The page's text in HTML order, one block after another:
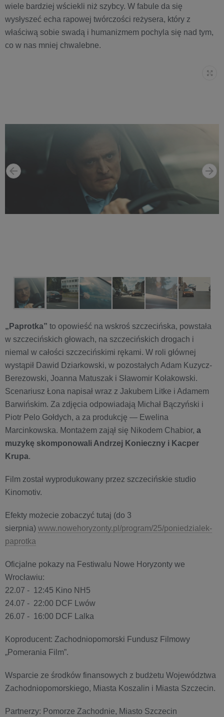
wiele bardziej wściekli niż szybcy. W fabule da się
wysłyszeć echa rapowej twórczości reżysera, który z
właściwą sobie swadą i humanizmem pochyla się nad tym,
co w nas mniej chwalebne.
„Paprotka” to opowieść na wskroś szczecińska, powstała
w szczecińskich głowach, na szczecińskich drogach i
niemal w całości szczecińskimi rękami. W roli głównej
wystąpił Dawid Dziarkowski, w pozostałych Adam Kuzycz-
Berezowski, Joanna Matuszak i Sławomir Kołakowski.
Scenariusz Łona napisał wraz z Jakubem Litke i Adamem
Barwińskim. Za zdjęcia odpowiadają Michał Bączyński i
Piotr Pelo Gołdych, a za produkcję — Ewelina
Marcinkowska. Montażem zajął się Nikodem Chabior, a
muzykę skomponowali Andrzej Konieczny i Kacper
Krupa.
Film został wyprodukowany przez szczecińskie studio
Kinomotiv.
Efekty możecie zobaczyć tutaj (do 3
sierpnia) www.nowehoryzonty.pl/program/25/poniedzialek-
paprotka
Oficjalne pokazy na Festiwalu Nowe Horyzonty we
Wrocławiu:
22.07 - 12:45 Kino NH5
24.07 - 22:00 DCF Lwów
26.07 - 16:00 DCF Lalka
Koproducent: Zachodniopomorski Fundusz Filmowy
„Pomerania Film”.
Wsparcie ze środków finansowych z budżetu Województwa
Zachodniopomorskiego, Miasta Koszalin i Miasta Szczecin.
Partnerzy: Pomorze Zachodnie, Miasto Szczecin